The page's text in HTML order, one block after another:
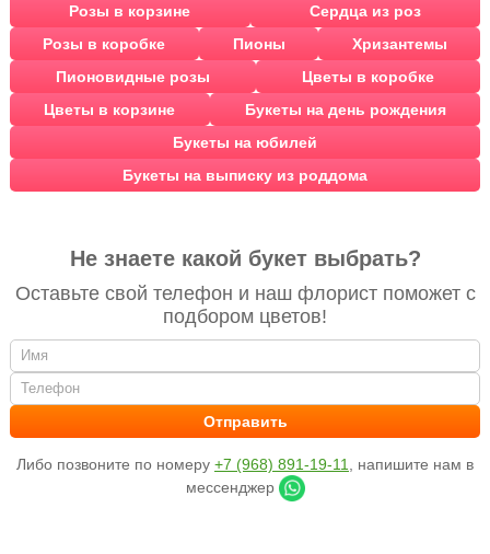
Розы в корзине
Сердца из роз
Розы в коробке
Пионы
Хризантемы
Пионовидные розы
Цветы в коробке
Цветы в корзине
Букеты на день рождения
Букеты на юбилей
Букеты на выписку из роддома
Не знаете какой букет выбрать?
Оставьте свой телефон и наш флорист поможет с
подбором цветов!
Либо позвоните по номеру +7 (968) 891-19-11
, напишите нам в
мессенджер